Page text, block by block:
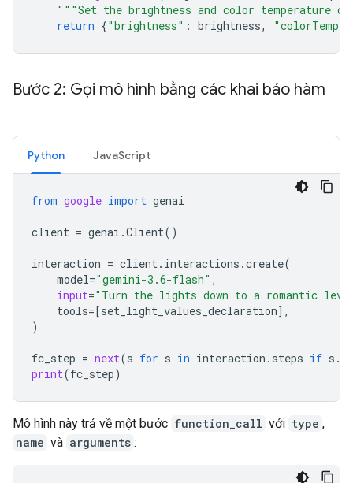
"""Set the brightness and color temperature
return {"brightness" : brightness,
Bước 2: Gọi mô hình bằng các khai báo hàm
Python JavaScript
from google import genai
client = genai .Client()
interaction = client. interactions .create(
model="gemini-3.6-flash" ,
input="Turn the lights down to a romantic
tools= [set_light_values_declaration],
)
fc_step = next(s for s in interaction . steps if s .
print(fc_step)
Mô hình này trả về một bước function_call với type ,
name và arguments :